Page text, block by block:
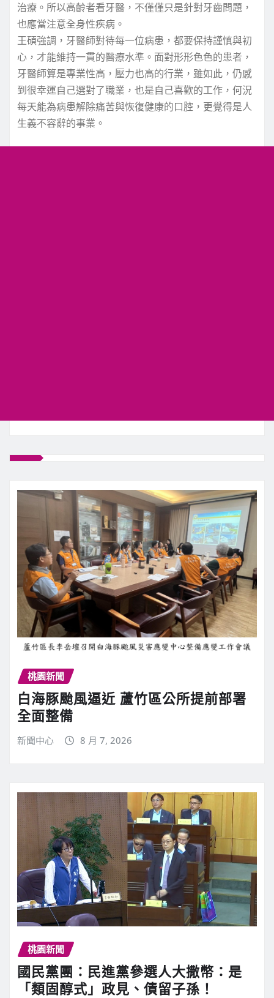
治療。所以高齡者看牙醫，不僅僅只是針對牙齒問題，
也應當注意全身性疾病。
王碩強調，牙醫師對待每一位病患，都要保持謹慎與初
心，才能維持一貫的醫療水準。面對形形色色的患者，
牙醫師算是專業性高，壓力也高的行業，雖如此，仍感
到很幸運自己選對了職業，也是自己喜歡的工作，何況
每天能為病患解除痛苦與恢復健康的口腔，更覺得是人
生義不容辭的事業。
桃園新聞
白海豚颱風逼近 蘆竹區公所提前部署
全面整備
新聞中心 8 月 7, 2026
桃園新聞
國民黨團：民進黨參選人大撒幣：是
「類固醇式」政見、債留子孫！